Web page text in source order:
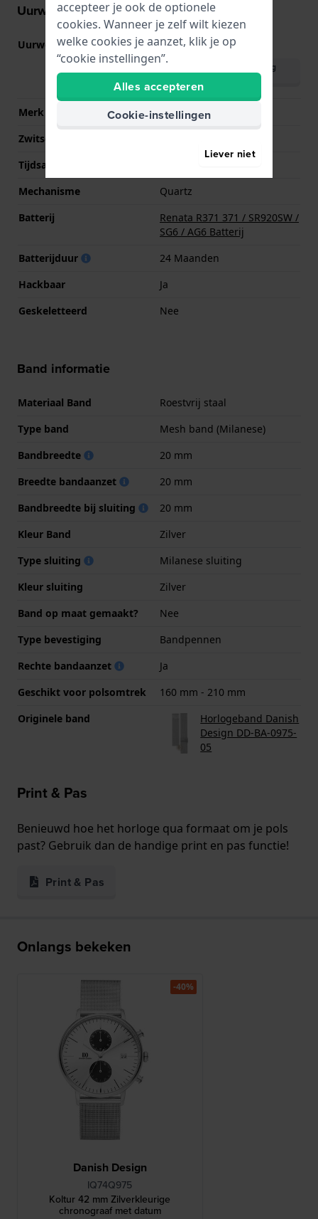
Uurwerk informatie
Uurwerk nr. VD51 (Bekijk specificaties
Download handleiding
Merk uurwerk
Seiko Instruments Inc.
Zwitsers uurwerk
Tijdsaanduiding
Mechanisme
Quartz
Batterij
Renata R371 371 / SR920SW /
SG6 / AG6 Batterij
Batterijduur
24 Maanden
Hackbaar
Ja
Geskeletteerd
Nee
Band informatie
Materiaal Band
Roestvrij staal
Type band
Mesh band (Milanese)
Bandbreedte
20 mm
Breedte bandaanzet
20 mm
Bandbreedte bij sluiting
20 mm
Kleur Band
Zilver
Type sluiting
Milanese sluiting
Kleur sluiting
Zilver
Band op maat gemaakt?
Nee
Type bevestiging
Bandpennen
Rechte bandaanzet
Ja
Geschikt voor polsomtrek
160 mm - 210 mm
Originele band
Horlogeband Danish
Design DD-BA-0975-
05
Print & Pas
Benieuwd hoe het horloge qua formaat om je pols
past? Gebruik dan de handige print en pas functie!
Print & Pas
Onlangs bekeken
Danish Design
IQ74Q975
Koltur 42 mm Zilverkleurige
chronograaf met datum
-40%
accepteer je ook de optionele
cookies. Wanneer je zelf wilt kiezen
welke cookies je aanzet, klik je op
“cookie instellingen”.
Alles accepteren
Cookie-instellingen
Liever niet